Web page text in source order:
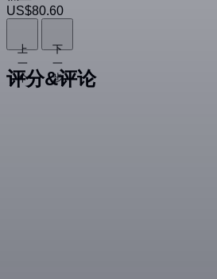
US$80.60
上
一
个
下
一
步
评分&评论